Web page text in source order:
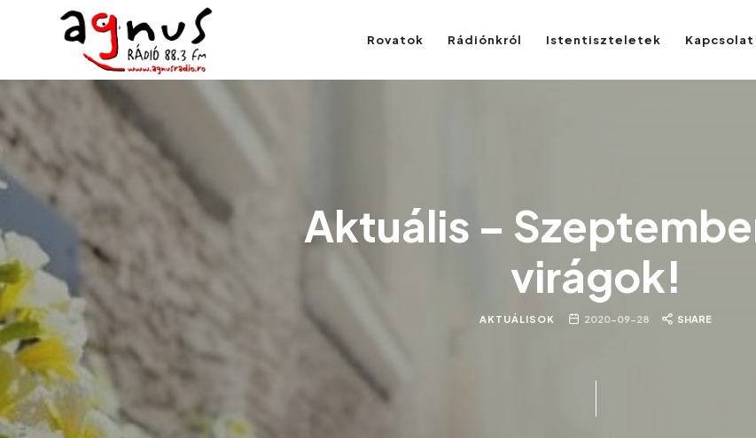
Agnus Rádió
Kolozsvár közösségi rádiója
Rovatok Rádiónkról Istentiszteletek
Aktuális –
virágok!
AKTUÁLISOK 2020-09-28 SHARE